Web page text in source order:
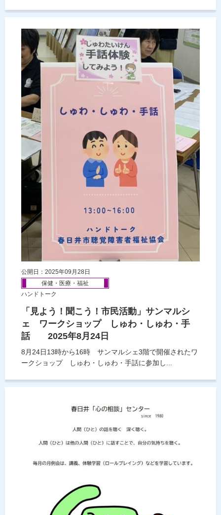
公開日：2025年09月28日
保健・医療・福祉
ハンドトーク
「見よう！聞こう！市民活動」サンマルシ
ェ ワークショップ しゅわ・しゅわ・手
話 2025年8月24日
8月24日13時から16時 サンマルシェ3階で開催されたワ
ークショップ しゅわ・しゅわ・手話に参加し...